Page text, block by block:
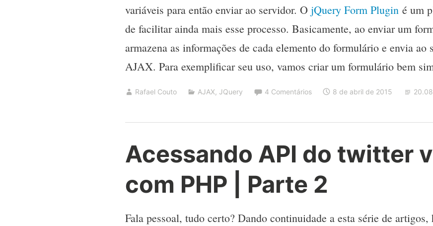
variáveis para então enviar ao servidor. O jQuery Form Plugin é um
de facilitar ainda mais esse processo. Basicamente, ao enviar um
armazena as informações de cada elemento do formulário e envia
AJAX. Para exemplificar seu uso, vamos criar um formulário bem
Rafael Couto AJAX, JQuery 4 Comentários 8 de abril de 2015
Acessando API do twitter
com PHP | Parte 2
Fala pessoal, tudo certo? Dando continuidade a esta série de